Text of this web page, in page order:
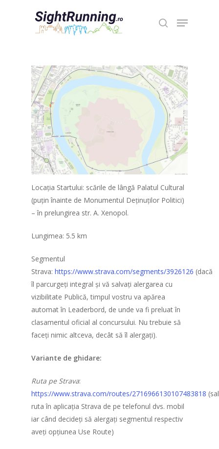
Locația Startului: scările de lângă Palatul Cultural
(puțin înainte de Monumentul Deținuților Politici)
– în prelungirea str. A. Xenopol.
Lungimea: 5.5 km
Segmentul
Strava: https://www.strava.com/segments/3926126 (dacă
îl parcurgeți integral și vă salvați alergarea cu
vizibilitate Publică, timpul vostru va apărea
automat în Leaderbord, de unde va fi preluat în
clasamentul oficial al concursului. Nu trebuie să
faceți nimic altceva, decât să îl alergați).
Variante de ghidare:
Ruta pe Strava:
https://www.strava.com/routes/2716966130107483818
ruta în aplicația Strava de pe telefonul dvs. mobil
iar când decideți să alergați segmentul respectiv
aveți opțiunea Use Route)
Portofoliu
În pregătire
Aleargă România!
Cursa imposibilă
1×100
Înot în amonte